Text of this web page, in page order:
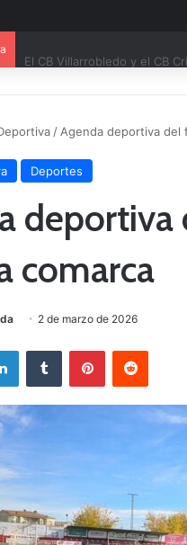
/ Agenda deportiva del
Deportes
deportiva
comarca
2 de marzo de 2026